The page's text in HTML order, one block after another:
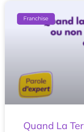
Franchise
Quand La